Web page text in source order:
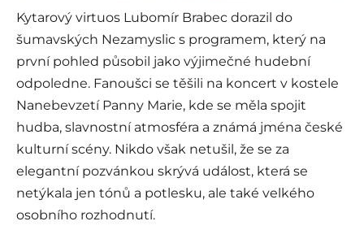
Kytarový virtuos Lubomír Brabec dorazil do
šumavských Nezamyslic s programem, který na
první pohled působil jako výjimečné hudební
odpoledne. Fanoušci se těšili na koncert v kostele
Nanebevzetí Panny Marie, kde se měla spojit
hudba, slavnostní atmosféra a známá jména české
kulturní scény. Nikdo však netušil, že se za
elegantní pozvánkou skrývá událost, která se
netýkala jen tónů a potlesku, ale také velkého
osobního rozhodnutí.